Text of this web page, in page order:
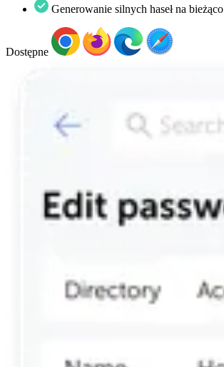
Generowanie silnych haseł na bieżąco
Dostępne